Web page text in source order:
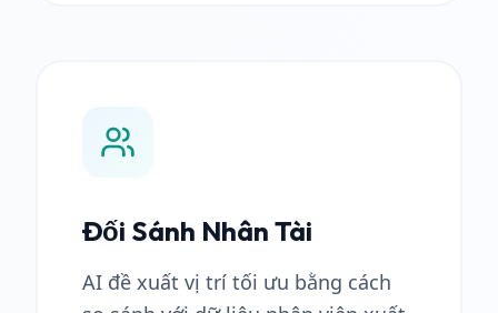
Đối Sánh Nhân Tài
AI đề xuất vị trí tối ưu bằng cách